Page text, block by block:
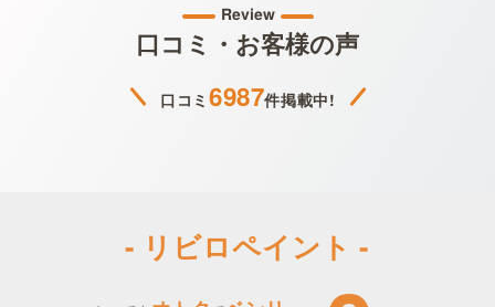
Review
口コミ・お客様の声
口コミ 6987件掲載中!
- リビロペイント -